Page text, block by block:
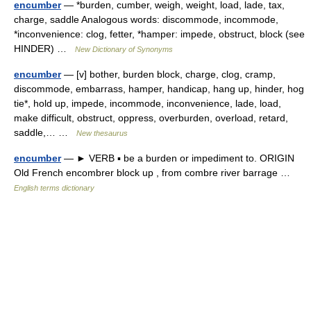
encumber— *burden, cumber, weigh, weight, load, lade, tax,
charge, saddle Analogous words: discommode, incommode,
*inconvenience: clog, fetter, *hamper: impede, obstruct, block (see
HINDER) …
New Dictionary of Synonyms
encumber— [v] bother, burden block, charge, clog, cramp,
discommode, embarrass, hamper, handicap, hang up, hinder, hog
tie*, hold up, impede, incommode, inconvenience, lade, load,
make difficult, obstruct, oppress, overburden, overload, retard,
saddle,… …
New thesaurus
encumber— ► VERB ▪ be a burden or impediment to. ORIGIN
Old French encombrer block up , from combre river barrage …
English terms dictionary